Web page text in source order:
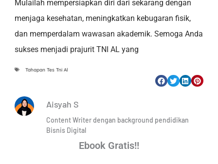
Mulailah mempersiapkan diri dari sekarang dengan
menjaga kesehatan, meningkatkan kebugaran fisik,
dan memperdalam wawasan akademik. Semoga Anda
sukses menjadi prajurit TNI AL yang
Tahapan Tes Tni Al
Aisyah S
Content Writer dengan background pendidikan
Bisnis Digital
Ebook Gratis!!